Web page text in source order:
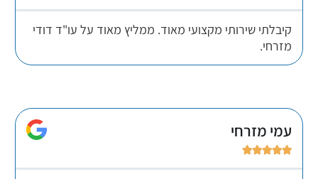
קיבלתי שירותי מקצועי מאוד. ממליץ מאוד על עו"ד דודי
מזרחי.
עמי מזרחי




